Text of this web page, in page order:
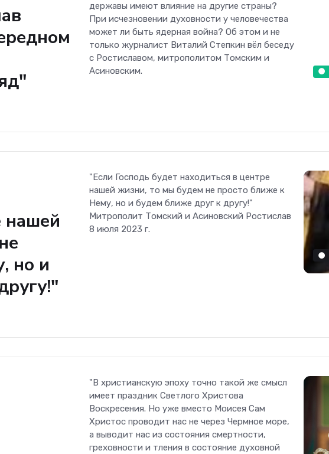
державы имеют влияние на другие страны?
При исчезновении духовности у человечества
может ли быть ядерная война? Об этом и не
только журналист Виталий Степкин вёл беседу
с Ростиславом, митрополитом Томским и
Асиновским.
нашей
но и
"Если Господь будет находиться в центре
нашей жизни, то мы будем не просто ближе к
Нему, но и будем ближе друг к другу!"
Митрополит Томский и Асиновский Ростислав
8 июля 2023 г.
"В христианскую эпоху точно такой же смысл
имеет праздник Светлого Христова
Воскресения. Но уже вместо Моисея Сам
Христос проводит нас не через Чермное море,
а выводит нас из состояния смертности,
греховности и тления в состояние духовной